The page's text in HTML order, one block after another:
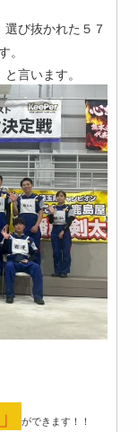
び抜かれた５７
。
と言います。
」ができます！！